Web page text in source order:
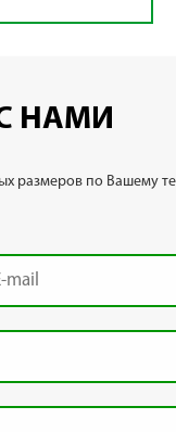
НАМИ
размеров по Вашему